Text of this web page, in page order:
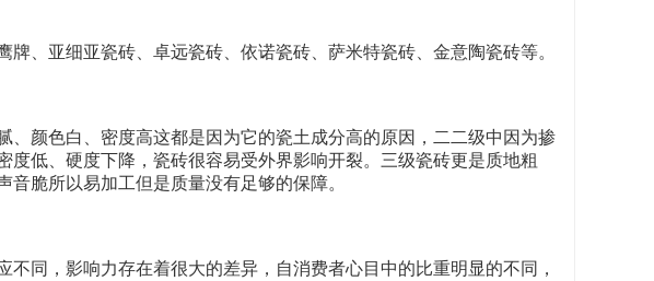
、亚细亚瓷砖、卓远瓷砖、依诺瓷砖、萨米特瓷砖、金意陶瓷砖等。
颜色白、密度高这都是因为它的瓷土成分高的原因，二二级中因为掺
低、硬度下降，瓷砖很容易受外界影响开裂。三级瓷砖更是质地粗
脆所以易加工但是质量没有足够的保障。
同，影响力存在着很大的差异，自消费者心目中的比重明显的不同，